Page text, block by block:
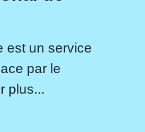
est un service
par le
plus...